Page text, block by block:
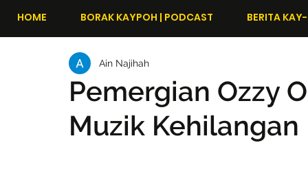
HOME BORAK KAYPOH | PODCAST BERITA
Pemergian Ozzy
Muzik
Ain Najihah